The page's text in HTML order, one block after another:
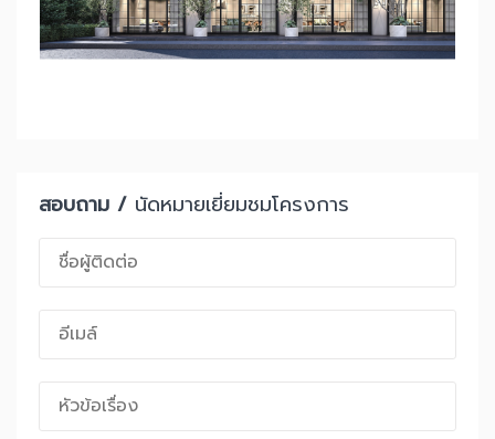
สอบถาม / นัดหมายเยี่ยมชมโครงการ